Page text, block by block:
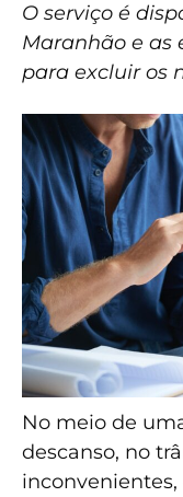
O serviço é
Maranhão e as
para excluir os
No meio de
descanso, no